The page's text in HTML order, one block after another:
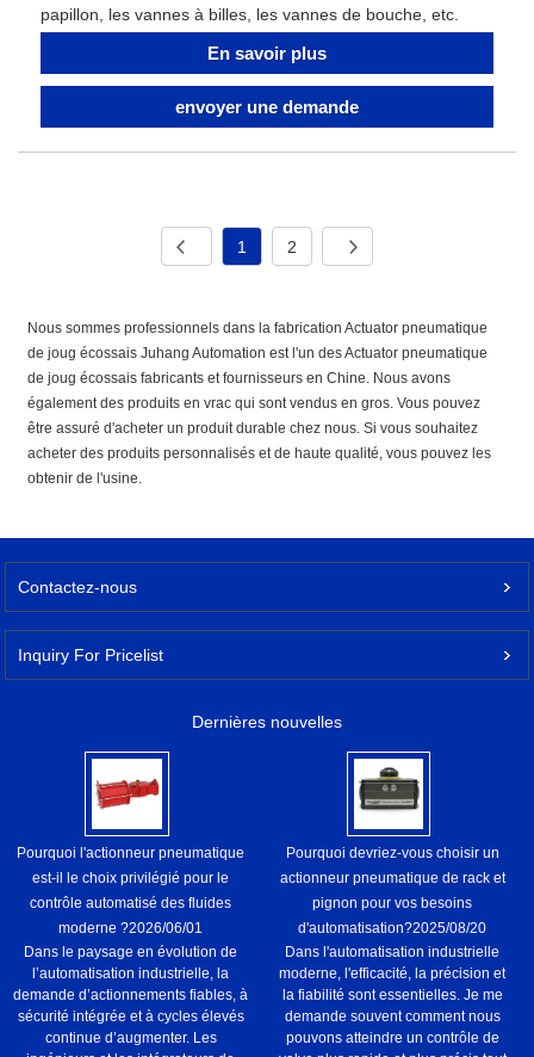
papillon, les vannes à billes, les vannes de bouche, etc.
En savoir plus
envoyer une demande
1 2
Nous sommes professionnels dans la fabrication Actuator pneumatique
de joug écossais Juhang Automation est l'un des Actuator pneumatique
de joug écossais fabricants et fournisseurs en Chine. Nous avons
également des produits en vrac qui sont vendus en gros. Vous pouvez
être assuré d'acheter un produit durable chez nous. Si vous souhaitez
acheter des produits personnalisés et de haute qualité, vous pouvez les
obtenir de l'usine.
Contactez-nous
Inquiry For Pricelist
Dernières nouvelles
Pourquoi l'actionneur pneumatique
est-il le choix privilégié pour le
contrôle automatisé des fluides
moderne ?2026/06/01
Dans le paysage en évolution de
l’automatisation industrielle, la
demande d’actionnements fiables, à
sécurité intégrée et à cycles élevés
continue d’augmenter. Les
Pourquoi devriez-vous choisir un
actionneur pneumatique de rack et
pignon pour vos besoins
d'automatisation?2025/08/20
Dans l'automatisation industrielle
moderne, l'efficacité, la précision et
la fiabilité sont essentielles. Je me
demande souvent comment nous
pouvons atteindre un contrôle de